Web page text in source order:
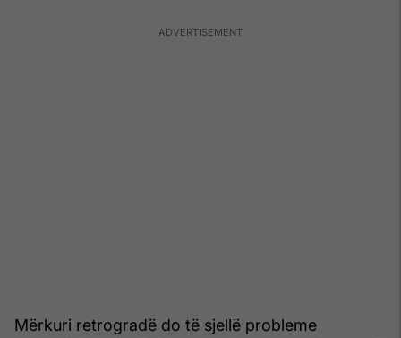
Mërkuri retrogradë do të sjellë probleme